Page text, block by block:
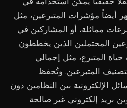
أيضاً مؤشرات المتبرعين، مثل
مماثلة، أو المشاركين في
المحتملين الذين يخططون
حياة المتبرع، مثل إجمالي
لتصنيف المتبرعين. وتُحفظ
الإلكترونية بين النظامين دون
بريد إلكتروني غير صالحة